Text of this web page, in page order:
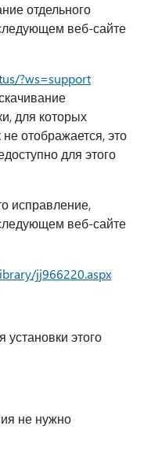
отдельного
веб-сайте
?ws=support
для которых
отображается, это
для этого
исправление,
веб-сайте
jj966220.aspx
этого
не нужно